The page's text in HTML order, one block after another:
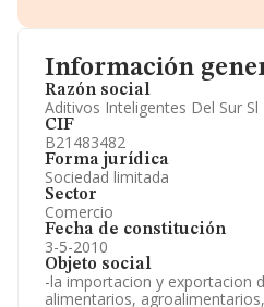
Información
Razón social
Aditivos Inteligentes Del Sur Sl
CIF
B21483482
Forma jurídica
Sociedad limitada
Sector
Comercio
Fecha de constitución
3-5-2010
Objeto social
-la importacion y exportacion
alimentarios,
Información oficial y